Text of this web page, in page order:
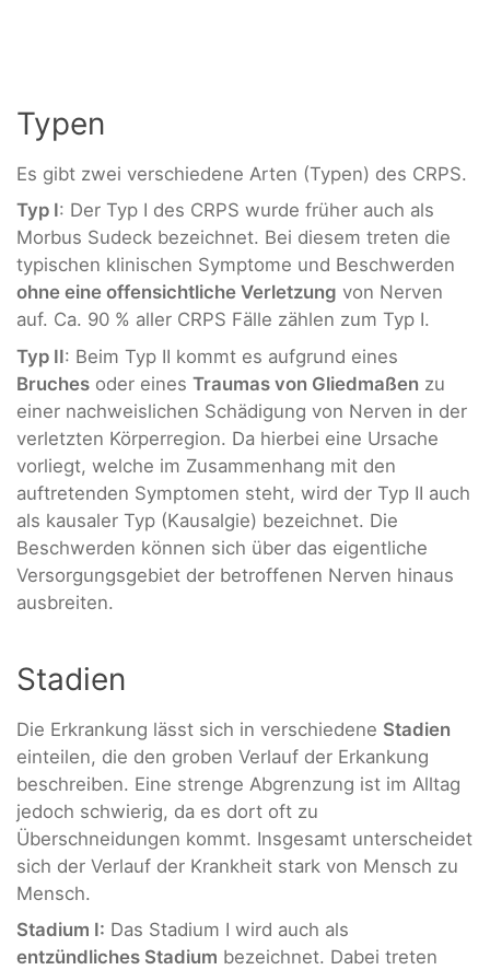
Typen
Es gibt zwei verschiedene Arten (Typen) des CRPS.
Typ I: Der Typ I des CRPS wurde früher auch als
Morbus Sudeck bezeichnet. Bei diesem treten die
typischen klinischen Symptome und Beschwerden
ohne eine offensichtliche Verletzung von Nerven
auf. Ca. 90 % aller CRPS Fälle zählen zum Typ I.
Typ II: Beim Typ II kommt es aufgrund eines
Bruches oder eines Traumas von Gliedmaßen zu
einer nachweislichen Schädigung von Nerven in der
verletzten Körperregion. Da hierbei eine Ursache
vorliegt, welche im Zusammenhang mit den
auftretenden Symptomen steht, wird der Typ II auch
als kausaler Typ (Kausalgie) bezeichnet. Die
Beschwerden können sich über das eigentliche
Versorgungsgebiet der betroffenen Nerven hinaus
ausbreiten.
Stadien
Die Erkrankung lässt sich in verschiedene Stadien
einteilen, die den groben Verlauf der Erkankung
beschreiben. Eine strenge Abgrenzung ist im Alltag
jedoch schwierig, da es dort oft zu
Überschneidungen kommt. Insgesamt unterscheidet
sich der Verlauf der Krankheit stark von Mensch zu
Mensch.
Stadium I: Das Stadium I wird auch als
entzündliches Stadium bezeichnet. Dabei treten